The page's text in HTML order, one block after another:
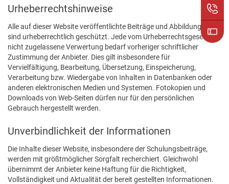
Urheberrechtshinweise
Alle auf dieser Website veröffentlichte Beiträge und Abbildungen
sind urheberrechtlich geschützt. Jede vom Urheberrechtsgesetz
nicht zugelassene Verwertung bedarf vorheriger schriftlicher
Zustimmung der Anbieter. Dies gilt insbesondere für
Vervielfältigung, Bearbeitung, Übersetzung, Einspeicherung,
Verarbeitung bzw. Wiedergabe von Inhalten in Datenbanken oder
anderen elektronischen Medien und Systemen. Fotokopien und
Downloads von Web-Seiten dürfen nur für den persönlichen
Gebrauch hergestellt werden.
Unverbindlichkeit der Informationen
Die Inhalte dieser Website, insbesondere der Schulungsbeiträge,
werden mit größtmöglicher Sorgfalt recherchiert. Gleichwohl
übernimmt der Anbieter keine Haftung für die Richtigkeit,
Vollständigkeit und Aktualität der bereit gestellten Informationen.